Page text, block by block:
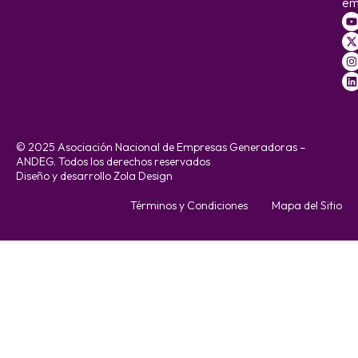
© 2025 Asociación Nacional de Empresas Generadoras –
ANDEG. Todos los derechos reservados
Diseño y desarrollo Zola Design
Términos y Condiciones Mapa del Sitio